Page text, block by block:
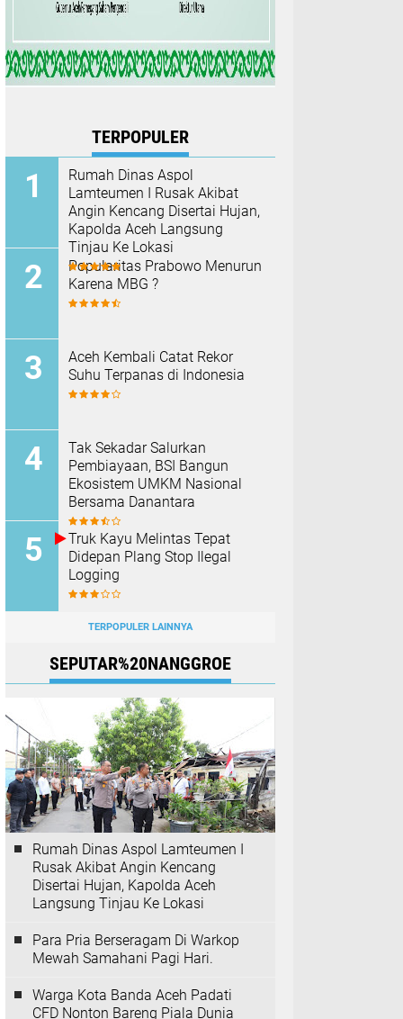
TERPOPULER
Rumah Dinas Aspol
Lamteumen I Rusak Akibat
Angin Kencang Disertai Hujan,
Kapolda Aceh Langsung
Tinjau Ke Lokasi
Popularitas Prabowo Menurun
Karena MBG ?
Aceh Kembali Catat Rekor
Suhu Terpanas di Indonesia
Tak Sekadar Salurkan
Pembiayaan, BSI Bangun
Ekosistem UMKM Nasional
Bersama Danantara
Truk Kayu Melintas Tepat
Didepan Plang Stop Ilegal
Logging
TERPOPULER LAINNYA
SEPUTAR%20NANGGROE
Rumah Dinas Aspol Lamteumen I
Rusak Akibat Angin Kencang
Disertai Hujan, Kapolda Aceh
Langsung Tinjau Ke Lokasi
Para Pria Berseragam Di Warkop
Mewah Samahani Pagi Hari.
Warga Kota Banda Aceh Padati
CFD Nonton Bareng Piala Dunia